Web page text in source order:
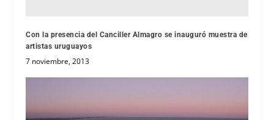
Con la presencia del Canciller Almagro se inauguró muestra de
artistas uruguayos
7 noviembre, 2013